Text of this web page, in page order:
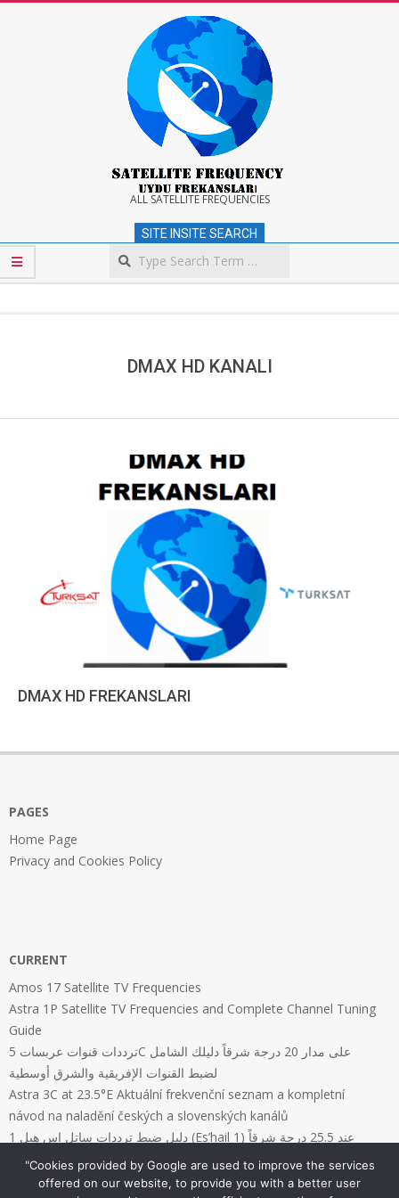
Satellite
Frequency
ALL SATELLITE FREQUENCIES
SITE INSITE SEARCH
DMAX HD KANALI
DMAX HD FREKANSLARI
10
PAGES
Home Page
Privacy and Cookies Policy
CURRENT
Amos 17 Satellite TV Frequencies
Astra 1P Satellite TV Frequencies and Complete Channel Tuning
Guide
ترددات قنوات عربسات 5C على مدار 20 درجة شرقاً دليلك الشامل
لضبط القنوات الإفريقية والشرق أوسطية
Astra 3C at 23.5°E Aktuální frekvenční seznam a kompletní
návod na naladění českých a slovenských kanálů
دليل ضبط ترددات ساتل إس هيل 1 (Es’hail 1) عند 25.5 درجة شرقاً
"Cookies provided by Google are used to improve the services
offered on our website, to provide you with a better user